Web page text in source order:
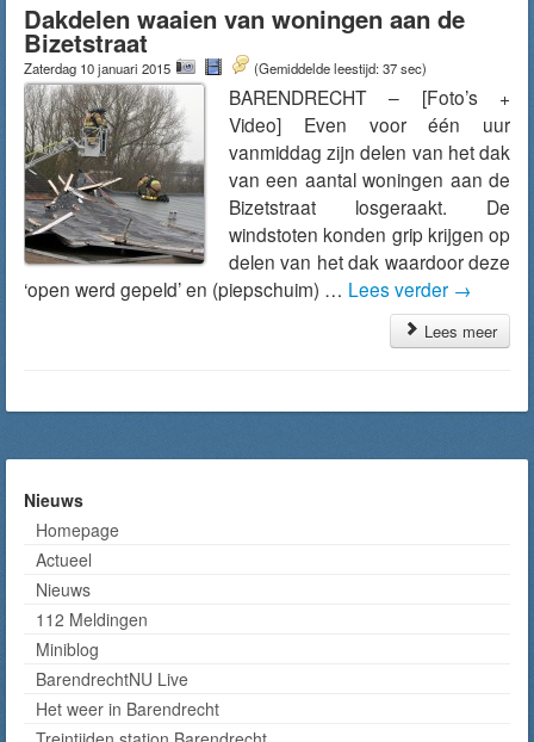
Dakdelen waaien van woningen aan de
Bizetstraat
Zaterdag 10 januari 2015 (Gemiddelde leestijd: 37 sec)
BARENDRECHT – [Foto’s +
Video] Even voor één uur
vanmiddag zijn delen van het dak
van een aantal woningen aan de
Bizetstraat losgeraakt. De
windstoten konden grip krijgen op
delen van het dak waardoor deze
‘open werd gepeld’ en (piepschuim) … Lees verder →
Lees meer
Nieuws
Homepage
Actueel
Nieuws
112 Meldingen
Miniblog
BarendrechtNU Live
Het weer in Barendrecht